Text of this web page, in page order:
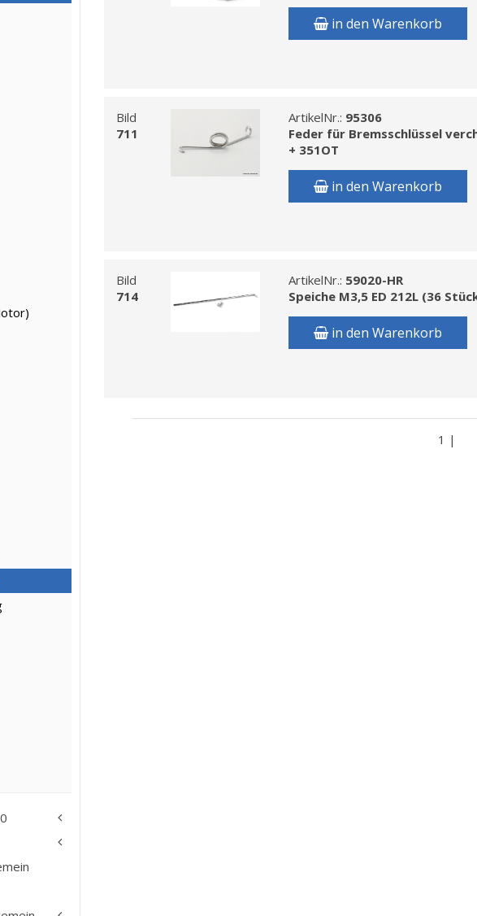
in den Warenkorb
Bild
711
ArtikelNr.: 95306
Feder für Bremsschlüssel
+ 351OT
in den Warenkorb
Bild
714
ArtikelNr.: 59020-HR
Speiche M3,5 ED 212L (36
in den Warenkorb
1 |